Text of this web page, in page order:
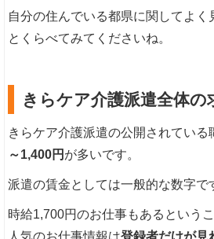
自分の住んでいる都県に関してよく
とくらべてみてくださいね。
きらケア介護派遣全体の
きらケア介護派遣の公開されている
～1,400円 が多いです。
派遣の賃金としては一般的な数字で
時給1,700円のお仕事もあるという
人気のお仕事情報は登録者だけが見